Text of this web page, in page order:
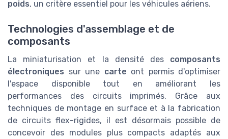
poids, un critère essentiel pour les véhicules aériens.
Technologies d'assemblage et de
composants
La miniaturisation et la densité des composants
électroniques sur une carte ont permis d'optimiser
l'espace disponible tout en améliorant les
performances des circuits imprimés. Grâce aux
techniques de montage en surface et à la fabrication
de circuits flex-rigides, il est désormais possible de
concevoir des modules plus compacts adaptés aux